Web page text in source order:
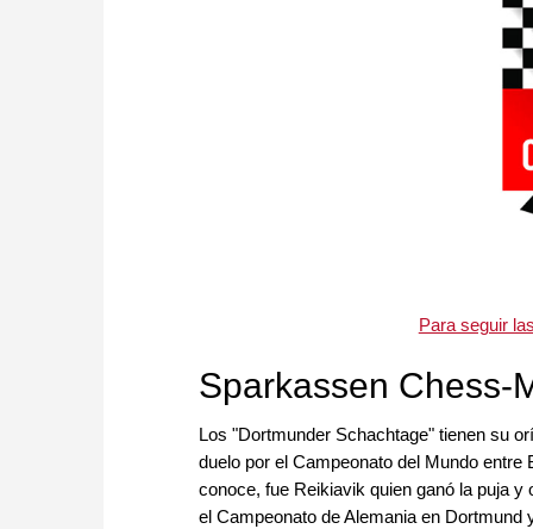
Para seguir
Sparkassen Chess-
Los "Dortmunder Schachtage" tienen su
duelo por el Campeonato del Mundo
conoce, fue Reikiavik quien ganó la puja
el Campeonato de Alemania en